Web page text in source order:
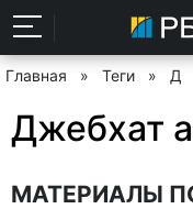
Главная » Теги » Д
Джебхат
МАТЕРИАЛЫ